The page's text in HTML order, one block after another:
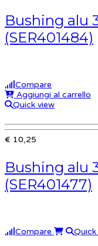
Bushing alu
(SER401484)
Compare
Aggiungi al carrello
Quick view
€ 10,25
Bushing alu
(SER401477)
Compare Quick